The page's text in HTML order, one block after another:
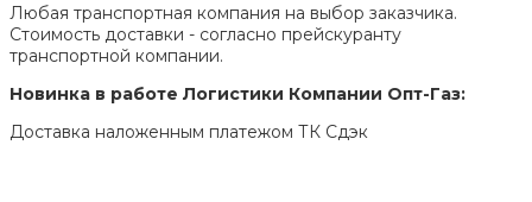
Любая транспортная компания на выбор заказчика.
Стоимость доставки - согласно прейскуранту
транспортной компании.
Новинка в работе Логистики Компании Опт-Газ:
Доставка наложенным платежом ТК Сдэк